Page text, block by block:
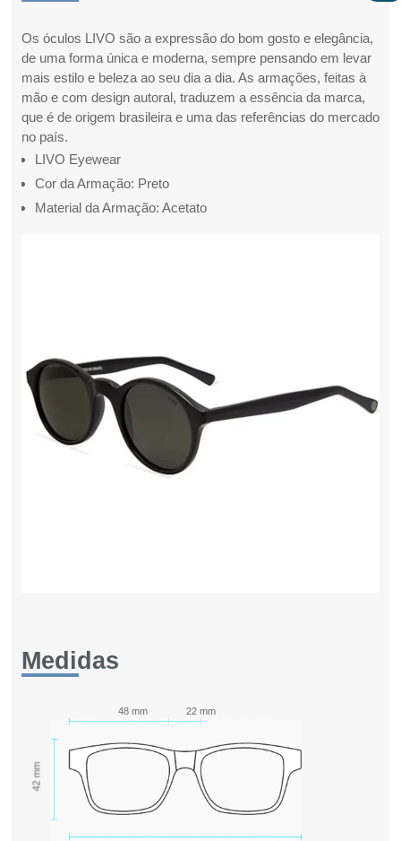
Os óculos LIVO são a expressão do bom gosto e elegância,
de uma forma única e moderna, sempre pensando em levar
mais estilo e beleza ao seu dia a dia. As armações, feitas à
mão e com design autoral, traduzem a essência da marca,
que é de origem brasileira e uma das referências do mercado
no país.
LIVO Eyewear
Cor da Armação: Preto
Material da Armação: Acetato
Medidas
48 mm 22 mm
42 mm